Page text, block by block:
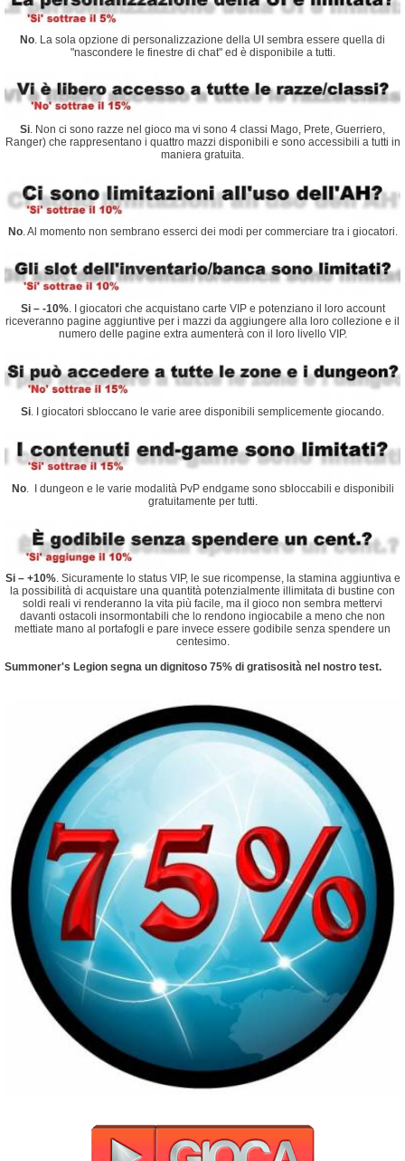
No . La sola opzione di personalizzazione della UI sembra essere quella di
"nascondere le finestre di chat" ed è disponibile a tutti.
Si. Non ci sono razze nel gioco ma vi sono 4 classi Mago, Prete, Guerriero,
Ranger) che rappresentano i quattro mazzi disponibili e sono accessibili a tutti in
maniera gratuita.
No. Al momento non sembrano esserci dei modi per commerciare tra i giocatori.
Si – -10%. I giocatori che acquistano carte VIP e potenziano il loro account
riceveranno pagine aggiuntive per i mazzi da aggiungere alla loro collezione e il
numero delle pagine extra aumenterà con il loro livello VIP.
Si . I giocatori sbloccano le varie aree disponibili semplicemente giocando.
No. I dungeon e le varie modalità PvP endgame sono sbloccabili e disponibili
gratuitamente per tutti.
Si – +10%. Sicuramente lo status VIP, le sue ricompense, la stamina aggiuntiva e
la possibilità di acquistare una quantità potenzialmente illimitata di bustine con
soldi reali vi renderanno la vita più facile, ma il gioco non sembra mettervi
davanti ostacoli insormontabili che lo rendono ingiocabile a meno che non
mettiate mano al portafogli e pare invece essere godibile senza spendere un
centesimo.
Summoner's Legion segna un dignitoso 75% di gratisosità nel nostro test.